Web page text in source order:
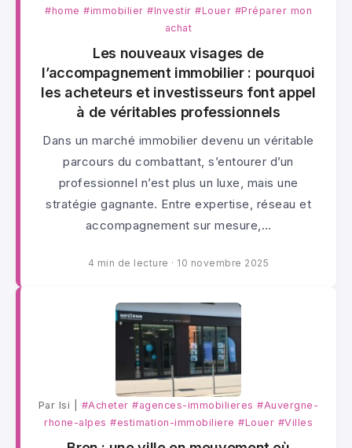
#home #immobilier #Investir #Louer #Préparer mon
achat
Les nouveaux visages de
l’accompagnement immobilier : pourquoi
les acheteurs et investisseurs font appel
à de véritables professionnels
Dans un marché immobilier devenu un véritable
parcours du combattant, s’entourer d’un
professionnel n’est plus un luxe, mais une
stratégie gagnante. Entre expertise, réseau et
accompagnement sur mesure,…
4 min de lecture · 10 novembre 2025
Par lsi | #Acheter#agences-immobilieres#Auvergne-
rhone-alpes #estimation-immobiliere #Louer #Villes